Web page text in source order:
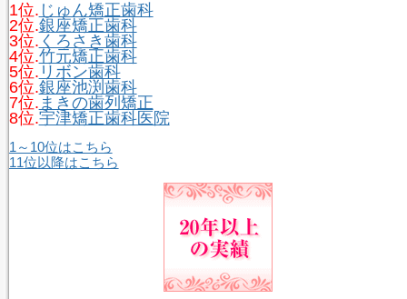
1位. じゅん矯正歯科
2位.銀座矯正歯科
3位. くろさき歯科
4位.竹元矯正歯科
5位. リボン歯科
6位.銀座池渕歯科
7位. まきの歯列矯正
8位.宇津矯正歯科医院
1～10位はこちら
11位以降はこちら